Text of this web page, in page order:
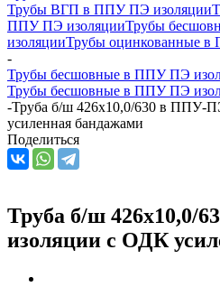
Трубы ВГП в ППУ ПЭ изоляции
ППУ ПЭ изоляцииТрубы
изоляцииТрубы оцинкованные
-
Трубы бесшовные в ППУ ПЭ
Трубы бесшовные в ППУ ПЭ
-Труба б/ш 426х10,0/630 в ППУ-
усиленная бандажами
Поделиться
Труба б/ш 426х10,0/
изоляции с ОДК